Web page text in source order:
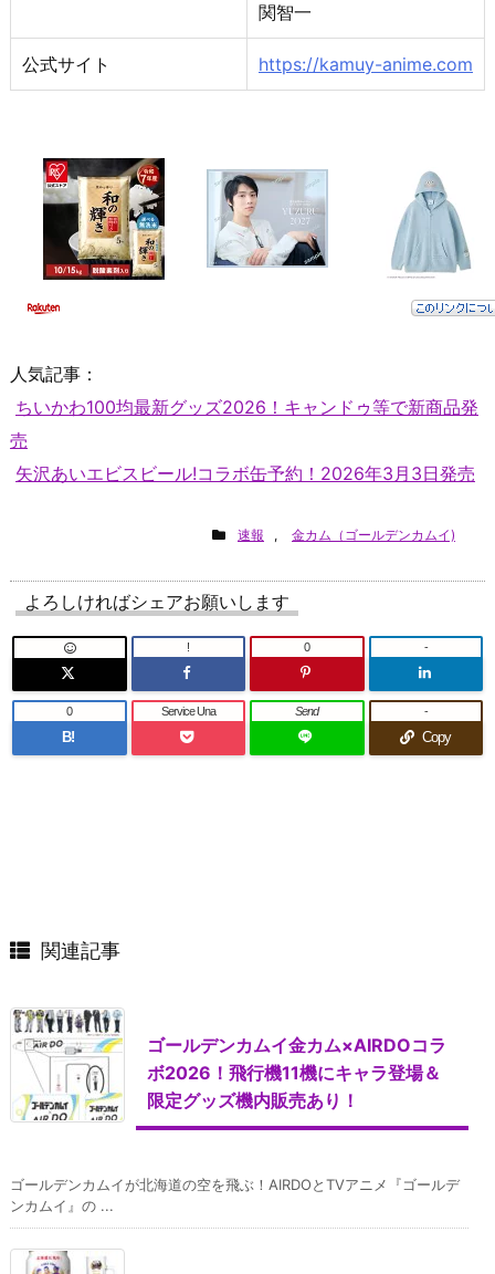
関智一
公式サイト https://kamuy-anime.com
人気記事：
ちいかわ100均最新グッズ2026！キャンドゥ等で新商品発
売
矢沢あいエビスビール!コラボ缶予約！2026年3月3日発売
速報 , 金カム（ゴールデンカムイ)
よろしければシェアお願いします
! 0 -
B!
0 Service Una Send
Copy
-
関連記事
ゴールデンカムイ金カム×AIRDOコラ
ボ2026！飛行機11機にキャラ登場＆
限定グッズ機内販売あり！
ゴールデンカムイが北海道の空を飛ぶ！AIRDOとTVアニメ『ゴールデ
ンカムイ』の ...